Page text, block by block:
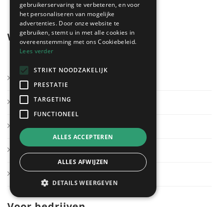
Wegwijzer
Kies mijn regio
Andere sectoren
Klantendienst
Over ons
Contact
gebruikerservaring te verbeteren, en voor
het personaliseren van mogelijke
advertenties. Door onze website te
gebruiken, stemt u in met alle cookies in
overeenstemming met ons Cookiebeleid.
Lees verder
STRIKT NOODZAKELIJK
PRESTATIE
TARGETING
FUNCTIONEEL
ALLES ACCEPTEREN
ALLES AFWIJZEN
DETAILS WEERGEVEN